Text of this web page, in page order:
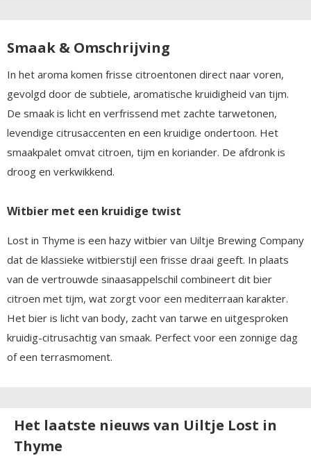
Smaak & Omschrijving
In het aroma komen frisse citroentonen direct naar voren,
gevolgd door de subtiele, aromatische kruidigheid van tijm.
De smaak is licht en verfrissend met zachte tarwetonen,
levendige citrusaccenten en een kruidige ondertoon. Het
smaakpalet omvat citroen, tijm en koriander. De afdronk is
droog en verkwikkend.
Witbier met een kruidige twist
Lost in Thyme is een hazy witbier van Uiltje Brewing Company
dat de klassieke witbierstijl een frisse draai geeft. In plaats
van de vertrouwde sinaasappelschil combineert dit bier
citroen met tijm, wat zorgt voor een mediterraan karakter.
Het bier is licht van body, zacht van tarwe en uitgesproken
kruidig-citrusachtig van smaak. Perfect voor een zonnige dag
of een terrasmoment.
Het laatste nieuws van Uiltje Lost in
Thyme